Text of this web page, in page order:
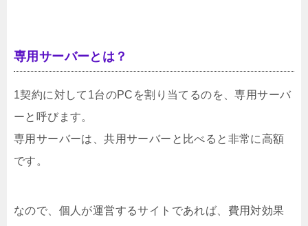
専用サーバーとは？
1契約に対して1台のPCを割り当てるのを、専用サーバ
ーと呼びます。
専用サーバーは、共用サーバーと比べると非常に高額
です。
なので、個人が運営するサイトであれば、費用対効果